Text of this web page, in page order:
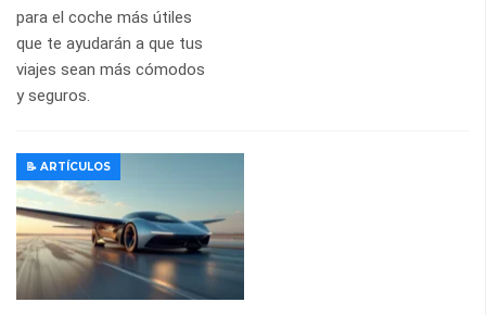
para el coche más útiles
que te ayudarán a que tus
viajes sean más cómodos
y seguros.
📝 ARTÍCULOS